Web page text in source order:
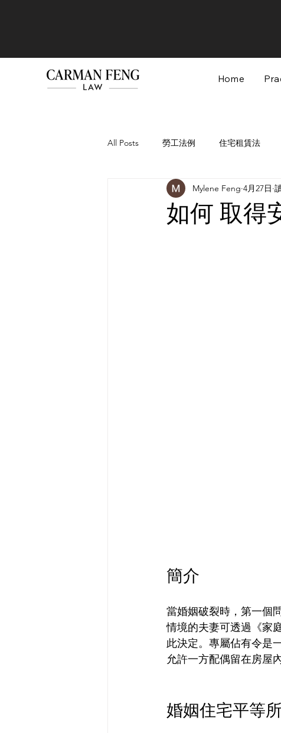
Home
All Posts 勞工法例 住宅租賃法
Real Estate Law 遗嘱和遗产法
如何 取得
Mylene Feng 4月27日
簡介
當婚姻破裂時，第一個
情境的夫妻可透過《家
此決定。專屬佔有令是
允許一方配偶留在房屋
婚姻住宅平等